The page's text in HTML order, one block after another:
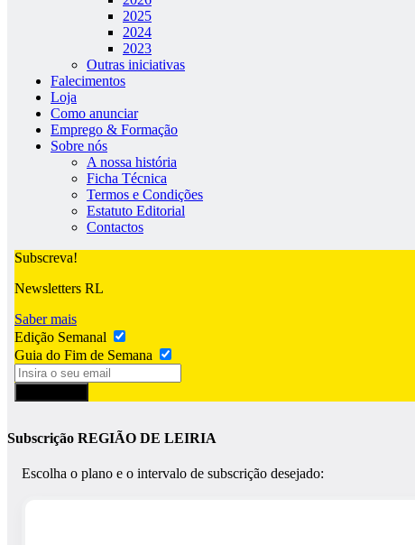
2025
2024
2023
Outras iniciativas
Falecimentos
Loja
Como anunciar
Emprego & Formação
Sobre nós
A nossa história
Ficha Técnica
Termos e Condições
Estatuto Editorial
Contactos
Subscreva!
Newsletters RL
Saber mais
Edição Semanal
Guia do Fim de Semana
Subscrição REGIÃO DE LEIRIA
Escolha o plano e o intervalo de subscrição desejado: